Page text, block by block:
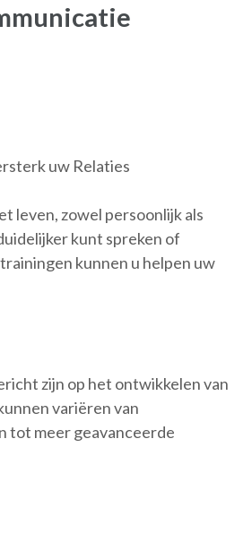
uw Relaties
leven, zowel persoonlijk als
kunt spreken of
kunnen u helpen uw
zijn op het ontwikkelen van
variëren van
tot meer geavanceerde